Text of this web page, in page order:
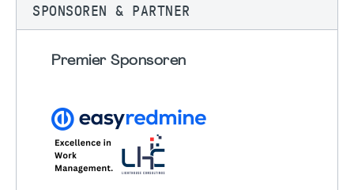
SPONSOREN & PARTNER
Premier Sponsoren